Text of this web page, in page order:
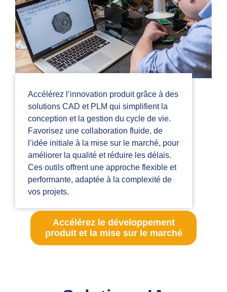
Accélérez l’innovation produit grâce à des
solutions CAD et PLM qui simplifient la
conception et la gestion du cycle de vie.
Favorisez une collaboration fluide, de
l’idée initiale à la mise sur le marché, pour
améliorer la qualité et réduire les délais.
Ces outils offrent une approche flexible et
performante, adaptée à la complexité de
vos projets.
Accélérez le développement
produit et la mise sur le marché